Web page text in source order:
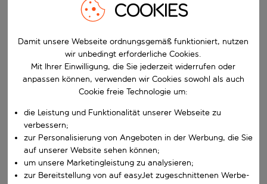
Flughafen wählen
Beginne mit der Eingabe für die automatische
Reiseziel wählen
Nach
Wähle ein Ab- und Rückflugdatum aus.
Reisezeitraum wählen
Wann
Suchen
COOKIES
Damit unsere Webseite ordnungsgemäß funktioniert, nutzen
wir unbedingt erforderliche Cookies.
Mit Ihrer Einwilligung, die Sie jederzeit widerrufen oder
anpassen können, verwenden wir Cookies sowohl als auch
Cookie freie Technologie um:
die Leistung und Funktionalität unserer Webseite zu
verbessern;
zur Personalisierung von Angeboten in der Werbung, die Sie
auf unserer Website sehen können;
um unsere Marketingleistung zu analysieren;
zur Bereitstellung von auf easyJet zugeschnittenen Werbe-